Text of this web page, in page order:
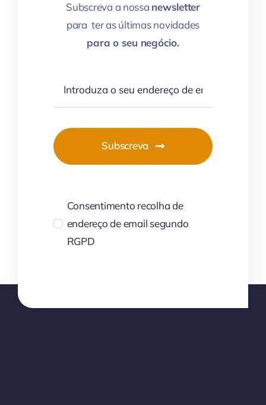
Subscreva a nossa newsletter
para ter as últimas novidades
para o seu negócio.
Subscreva
Consentimento recolha de
endereço de email segundo
RGPD